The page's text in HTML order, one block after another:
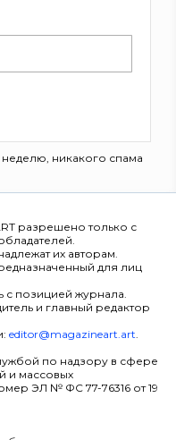
никакого спама
разрешено только с
их авторам.
для лиц
с позицией журнала.
и главный редактор
editor@magazineart.art.
по надзору в сфере
и массовых
ЭЛ № ФС 77-76316 от 19